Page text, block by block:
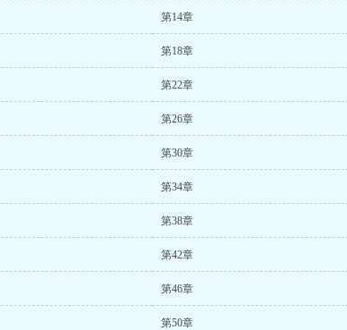
第14章
第18章
第22章
第26章
第30章
第34章
第38章
第42章
第46章
第50章